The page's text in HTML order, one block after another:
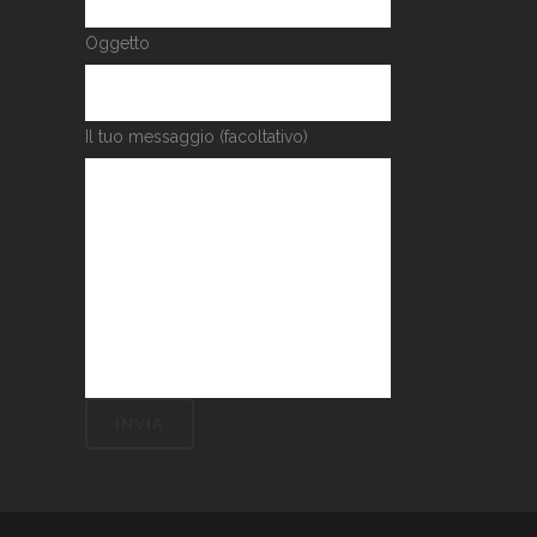
Oggetto
Il tuo messaggio (facoltativo)